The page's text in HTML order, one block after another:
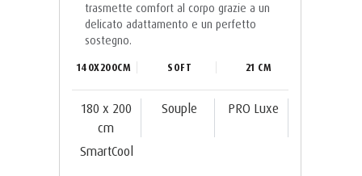
trasmette comfort al corpo grazie a un
delicato adattamento e un perfetto
sostegno.
140X200CM SOFT 21 CM
180 x 200
cm
Souple PRO Luxe
SmartCool